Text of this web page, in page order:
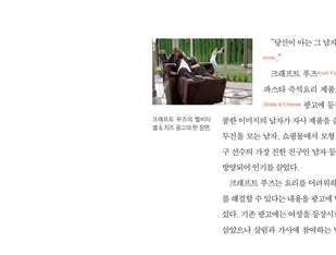
소비자를 열광시킨 브라질의
관광대국 이집트, 테러에 무
스리랑카, 경제성장·관광 붐
2부 | 위기와 변화